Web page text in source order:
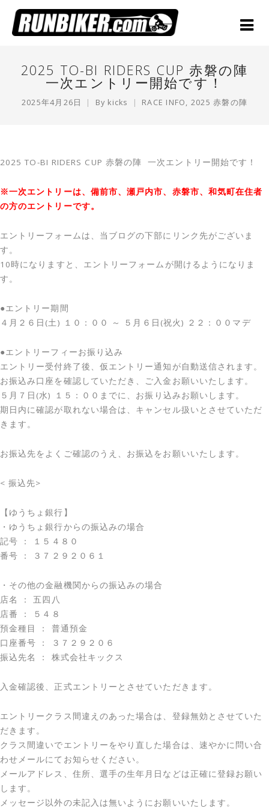
2025 TO-BI RIDERS CUP 赤磐の陣
一次エントリー開始です！
2025年4月26日 By kicks RACE INFO, 2025 赤磐の陣
2025 TO-BI RIDERS CUP 赤磐の陣 一次エントリー開始です！
※一次エントリーは、備前市、瀬戸内市、赤磐市、和気町在住者
の方のエントリーです。
エントリーフォームは、当ブログの下部にリンク先がございま
す。
10時になりますと、エントリーフォームが開けるようになりま
す。
●エントリー期間
４月２６日(土) １０：００ ～ ５月６日(祝火) ２２：００マデ
●エントリーフィーお振り込み
エントリー受付終了後、仮エントリー通知が自動送信されます。
お振込み口座を確認していただき、ご入金お願いいたします。
５月７日(水) １５：００までに、お振り込みお願いします。
期日内に確認が取れない場合は、キャンセル扱いとさせていただ
きます。
お振込先をよくご確認のうえ、お振込をお願いいたします。
< 振込先>
【ゆうちょ銀行】
・ゆうちょ銀行からの振込みの場合
記号 ： １５４８０
番号 ： ３７２９２０６１
・その他の金融機関からの振込みの場合
店名 ： 五四八
店番 ： ５４８
預金種目 ： 普通預金
口座番号 ： ３７２９２０６
振込先名 ： 株式会社キックス
入金確認後、正式エントリーとさせていただきます。
エントリークラス間違えのあった場合は、登録無効とさせていた
だきます。
クラス間違いでエントリーをやり直した場合は、速やかに問い合
わせメールにてお知らせください。
メールアドレス、住所、選手の生年月日などは正確に登録お願い
します。
メッセージ以外の未記入は無いようにお願いいたします。